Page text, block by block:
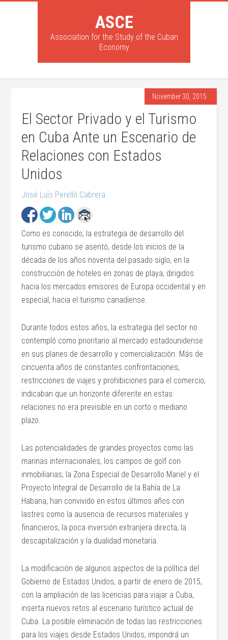
ASCE
Association for the Study of the Cuban
Economy
November 30, 2015
El Sector Privado y el Turismo
en Cuba Ante un Escenario de
Relaciones con Estados
Unidos
José Luis Perelló Cabrera
Como es conocido, la estrategia de desarrollo del
turismo cubano se asentó, desde los inicios de la
década de los años noventa del pasado siglo, en la
construcción de hoteles en zonas de playa, dirigidos
hacia los mercados emisores de Europa occidental y en
especial, hacia el turismo canadiense.
Durante todos estos años, la estrategia del sector no
contempló como prioritario al mercado estadounidense
en sus planes de desarrollo y comercialización. Más de
cincuenta años de constantes confrontaciones,
restricciones de viajes y prohibiciones para el comercio,
indicaban que un horizonte diferente en estas
relaciones no era previsible en un corto o mediano
plazo.
Las potencialidades de grandes proyectos como las
marinas internacionales, los campos de golf con
inmobiliarias, la Zona Especial de Desarrollo Mariel y el
Proyecto Integral de Desarrollo de la Bahía de La
Habana, han convivido en estos últimos años con
lastres como la ausencia de recursos materiales y
financieros, la poca inversión extranjera directa, la
descapitalización y la dualidad monetaria.
La modificación de algunos aspectos de la política del
Gobierno de Estados Unidos, a partir de enero de 2015,
con la ampliación de las licencias para viajar a Cuba,
inserta nuevos retos al escenario turístico actual de
Cuba. La posible eliminación de todas las restricciones
para los viajes desde Estados Unidos, impondrá un